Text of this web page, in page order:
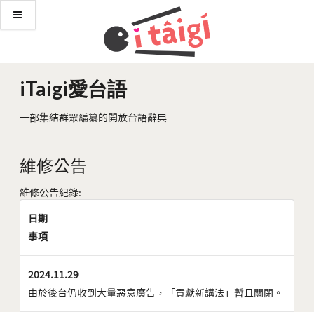
iTaigi愛台語
一部集結群眾編纂的開放台語辭典
維修公告
維修公告紀錄:
日期
事項
2024.11.29
由於後台仍收到大量惡意廣告，「貢獻新講法」暫且關閉。